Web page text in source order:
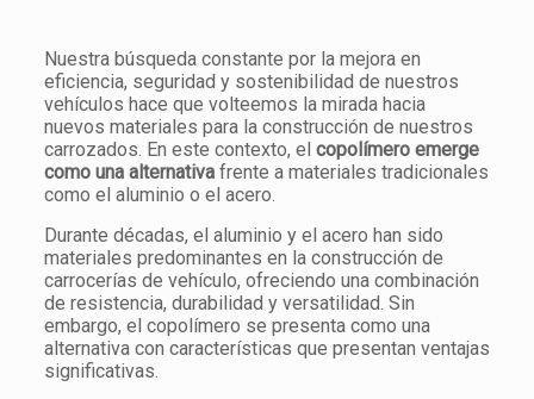
Nuestra búsqueda constante por la mejora en
eficiencia, seguridad y sostenibilidad de nuestros
vehículos hace que volteemos la mirada hacia
nuevos materiales para la construcción de nuestros
carrozados. En este contexto, el copolímero emerge
como una alternativafrente a materiales tradicionales
como el aluminio o el acero.
Durante décadas, el aluminio y el acero han sido
materiales predominantes en la construcción de
carrocerías de vehículo, ofreciendo una combinación
de resistencia, durabilidad y versatilidad. Sin
embargo, el copolímero se presenta como una
alternativa con características que presentan ventajas
significativas.